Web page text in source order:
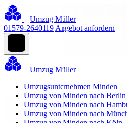
Umzug Müller
01579-2640119 Angebot anfordern
Umzug Müller
Umzugsunternehmen Minden
Umzug von Minden nach Berlin
Umzug von Minden nach
Umzug von Minden nach